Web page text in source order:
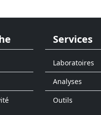
Services
Laboratoires
Analyses
Outils